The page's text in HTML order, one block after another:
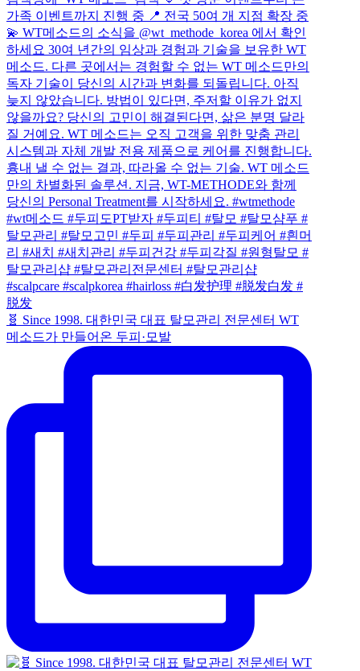
🧬 Since 1998. 대한민국 대표 탈모관리 전문센터 WT
메소드가 만들어온 두피·모발